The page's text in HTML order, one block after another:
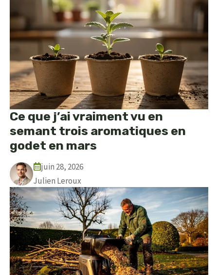
Ce que j’ai vraiment vu en
semant trois aromatiques en
godet en mars
juin 28, 2026
Julien Leroux